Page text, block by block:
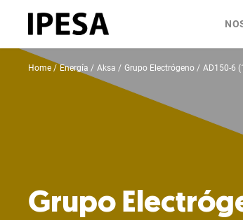
Home Energía Aksa Grupo Electrógeno AD150-6
Grupo